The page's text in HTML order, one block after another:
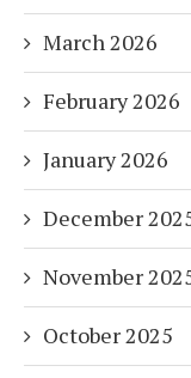
March 2026
February 2026
January 2026
December
November
October 2025